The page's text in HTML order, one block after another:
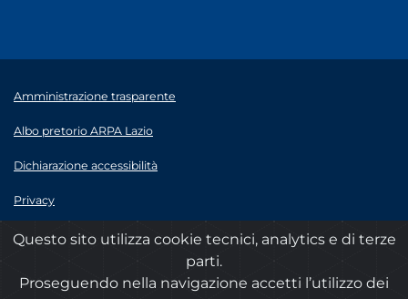
Amministrazione trasparente
Albo pretorio ARPA Lazio
Dichiarazione accessibilità
Privacy
Note legali
© 2020 ARPA Lazio - P.Iva 00915900575
Questo sito utilizza cookie tecnici, analytics e di terze
parti.
Proseguendo nella navigazione accetti l’utilizzo dei